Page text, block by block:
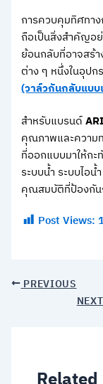
การควบคุมทิศทาง
ถือเป็นสิ่งสำคัญอย่
ย้อนกลับที่อาจสร้า
ต่าง ๆ หนึ่งในอุป
(วาล์วกันกลับแบบ
สำหรับแบรนด์
คุณภาพและความ
ที่ออกแบบมาให้กะ
ระบบน้ำ ระบบไอ
คุณสมบัติที่ป้องกัน
Post Views:
PREVIOUS
NEXT